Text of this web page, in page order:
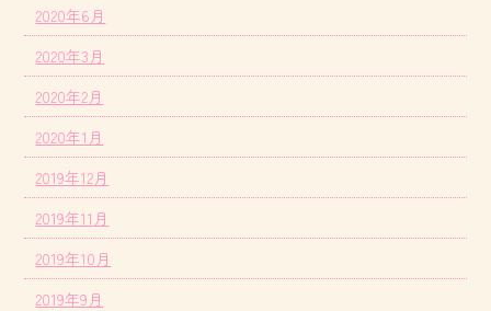
2020年6月
2020年3月
2020年2月
2020年1月
2019年12月
2019年11月
2019年10月
2019年9月